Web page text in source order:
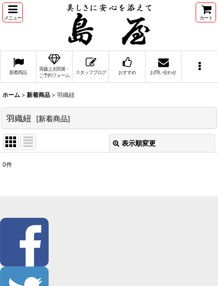
メニュー カート
新着商品
斉藤上太郎展・
ご予約フォーム
スタッフブログ おすすめ お問い合わせ
ホーム > 新着商品 > 羽織紐
羽織紐 [新着商品]
表示順変更
0件